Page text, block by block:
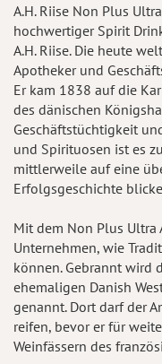
A.H. Riise Non Plus
hochwertiger Spirit
A.H. Riise. Die heute
Apotheker und
Er kam 1838 auf die
des dänischen
Geschäftstüchtigkeit
und Spirituosen ist es
mittlerweile auf eine
Erfolgsgeschichte
Mit dem Non Plus Ultra
Unternehmen, wie
können. Gebrannt wird
ehemaligen Danish
genannt. Dort darf der
reifen, bevor er für
Weinfässern des